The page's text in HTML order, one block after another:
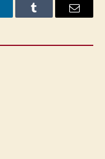
Tumblr Email